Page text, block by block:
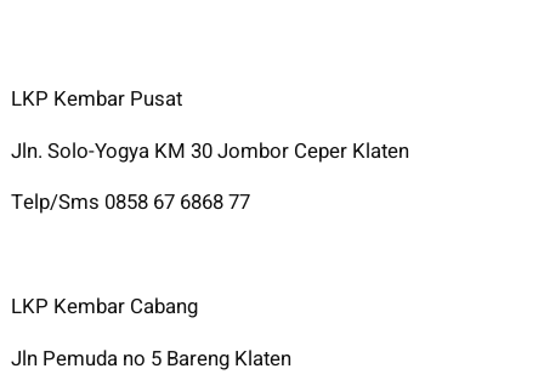
LKP Kembar Pusat
Jln. Solo-Yogya KM 30 Jombor Ceper Klaten
Telp/Sms 0858 67 6868 77
LKP Kembar Cabang
Jln Pemuda no 5 Bareng Klaten